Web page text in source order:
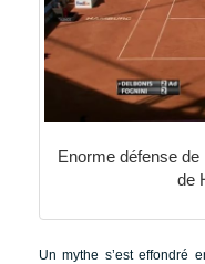
Enorme défense de
de
Un mythe s’est effondré